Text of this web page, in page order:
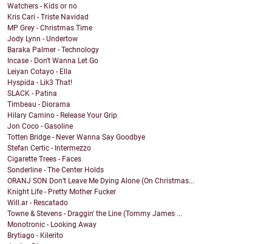
Watchers - Kids or no
Kris Cari - Triste Navidad
MP Grey - Christmas Time
Jody Lynn - Undertow
Baraka Palmer - Technology
Incase - Don't Wanna Let Go
Leiyan Cotayo - Ella
Hyspida - Lik3 That!
SLACK - Patina
Timbeau - Diorama
Hilary Camino - Release Your Grip
Jon Coco - Gasoline
Totten Bridge - Never Wanna Say Goodbye
Stefan Certic - Intermezzo
Cigarette Trees - Faces
Sonderline - The Center Holds
ORANJ SON Don’t Leave Me Dying Alone (On Christmas...
Knight Life - Pretty Mother Fucker
Will.ar - Rescatado
Towne & Stevens - Draggin' the Line (Tommy James ...
Monotronic - Looking Away
Brytiago - Kilerito